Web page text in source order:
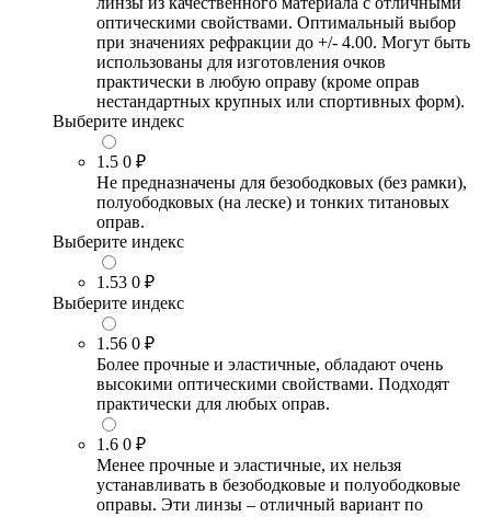
оптическими свойствами. Оптимальный выбор
при значениях рефракции до +/- 4.00. Могут быть
использованы для изготовления очков
практически в любую оправу (кроме оправ
нестандартных крупных или спортивных форм).
Выберите индекс
1.5 0 ₽
Не предназначены для безободковых (без рамки),
полуободковых (на леске) и тонких титановых
оправ.
Выберите индекс
1.53 0 ₽
Выберите индекс
1.56 0 ₽
Более прочные и эластичные, обладают очень
высокими оптическими свойствами. Подходят
практически для любых оправ.
1.6 0 ₽
Менее прочные и эластичные, их нельзя
устанавливать в безободковые и полуободковые
оправы. Эти линзы – отличный вариант по